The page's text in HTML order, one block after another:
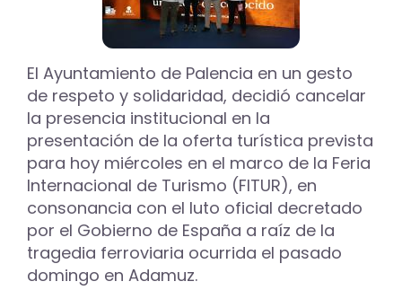
de
sus
recursos
turísticos,
rutas
y
el
turisbús
El Ayuntamiento de Palencia en un gesto
de respeto y solidaridad, decidió cancelar
la presencia institucional en la
presentación de la oferta turística prevista
para hoy miércoles en el marco de la Feria
Internacional de Turismo (FITUR), en
consonancia con el luto oficial decretado
por el Gobierno de España a raíz de la
tragedia ferroviaria ocurrida el pasado
domingo en Adamuz.